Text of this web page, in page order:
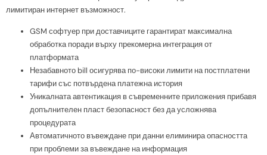
лимитиран интернет възможност.
GSM софтуер при доставчиците гарантират максимална
обработка поради върху прекомерна интеграция от
платформата
Незабавното bill осигурява по-високи лимити на постплатени
тарифи със потвърдена платежна история
Уникалната автентикация в съвременните приложения прибавя
допълнителен пласт безопасност без да усложнява
процедурата
Автоматичното въвеждане при данни елиминира опасността
при проблеми за въвеждане на информация